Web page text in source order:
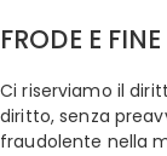
FRODE E
Ci riserviamo il
diritto, senza
fraudolente nella